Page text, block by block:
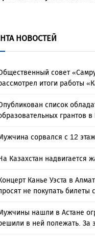
НОВОСТЕЙ
совет
итоги работы
список
грантов в
сорвался с 12
Казахстан надвигается
Канье Уэста в
не покупать билеты
нашли в Астане
в ней полежать. За